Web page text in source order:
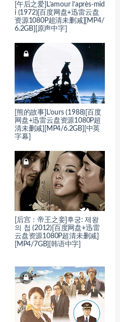
[午后之爱]L’amour l’après-mid
i (1972)[百度网盘+迅雷云盘
资源1080P超清未删减][MP4/
6.2GB][原声中字]
[熊的故事]L’ours (1988)[百度
网盘+迅雷云盘资源1080P超
清未删减][MP4/6.2GB][中英
字幕]
[后宫：帝王之妾]후궁: 제왕
의 첩 (2012)[百度网盘+迅雷
云盘资源1080P超清未删减]
[MP4/7GB][韩语中字]